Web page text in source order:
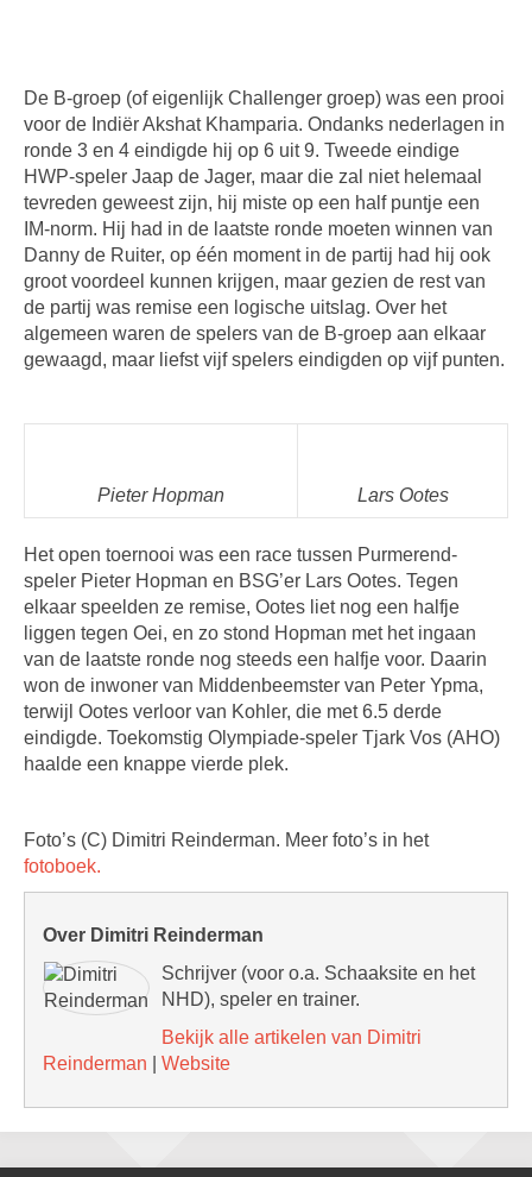
De B-groep (of eigenlijk Challenger groep) was een prooi
voor de Indiër Akshat Khamparia. Ondanks nederlagen in
ronde 3 en 4 eindigde hij op 6 uit 9. Tweede eindige
HWP-speler Jaap de Jager, maar die zal niet helemaal
tevreden geweest zijn, hij miste op een half puntje een
IM-norm. Hij had in de laatste ronde moeten winnen van
Danny de Ruiter, op één moment in de partij had hij ook
groot voordeel kunnen krijgen, maar gezien de rest van
de partij was remise een logische uitslag. Over het
algemeen waren de spelers van de B-groep aan elkaar
gewaagd, maar liefst vijf spelers eindigden op vijf punten.
Pieter Hopman Lars Ootes
Het open toernooi was een race tussen Purmerend-
speler Pieter Hopman en BSG’er Lars Ootes. Tegen
elkaar speelden ze remise, Ootes liet nog een halfje
liggen tegen Oei, en zo stond Hopman met het ingaan
van de laatste ronde nog steeds een halfje voor. Daarin
won de inwoner van Middenbeemster van Peter Ypma,
terwijl Ootes verloor van Kohler, die met 6.5 derde
eindigde. Toekomstig Olympiade-speler Tjark Vos (AHO)
haalde een knappe vierde plek.
Foto’s (C) Dimitri Reinderman. Meer foto’s in het
fotoboek.
Over Dimitri Reinderman
Schrijver (voor o.a. Schaaksite en het
NHD), speler en trainer.
Bekijk alle artikelen van Dimitri
Reinderman
Website